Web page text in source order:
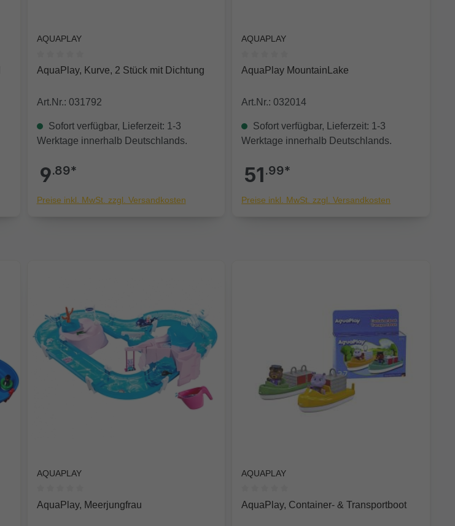
5 Sternen
AQUAPLAY
Durchschnittliche Bewertung von 0 von 5 Sternen
AquaPlay, Kurve, 2 Stück mit Dichtung
Art.Nr.: 031792
Sofort verfügbar, Lieferzeit: 1-3
Werktage innerhalb Deutschlands.
9.89*
Preise inkl. MwSt. zzgl. Versandkosten
AQUAPLAY
Durchschnittliche Bewertung von 0 von 5
AquaPlay MountainLake
Art.Nr.: 032014
Sofort verfügbar, Lieferzeit: 1-3
Werktage innerhalb Deutschlands.
51.99*
Preise inkl. MwSt. zzgl. Versandkosten
5 Sternen
AQUAPLAY
Durchschnittliche Bewertung von 0 von 5 Sternen
AquaPlay, Meerjungfrau
AQUAPLAY
Durchschnittliche Bewertung von 0 von 5
AquaPlay, Container- & Transportboot